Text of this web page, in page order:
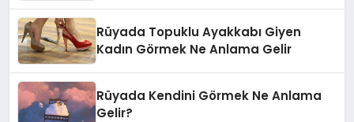
Rüyada Topuklu Ayakkabı Giyen
Kadın Görmek Ne Anlama Gelir
Rüyada Kendini Görmek Ne Anlama
Gelir?